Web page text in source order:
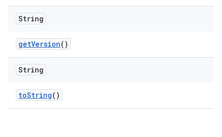
String
getVersion()
String
toString()